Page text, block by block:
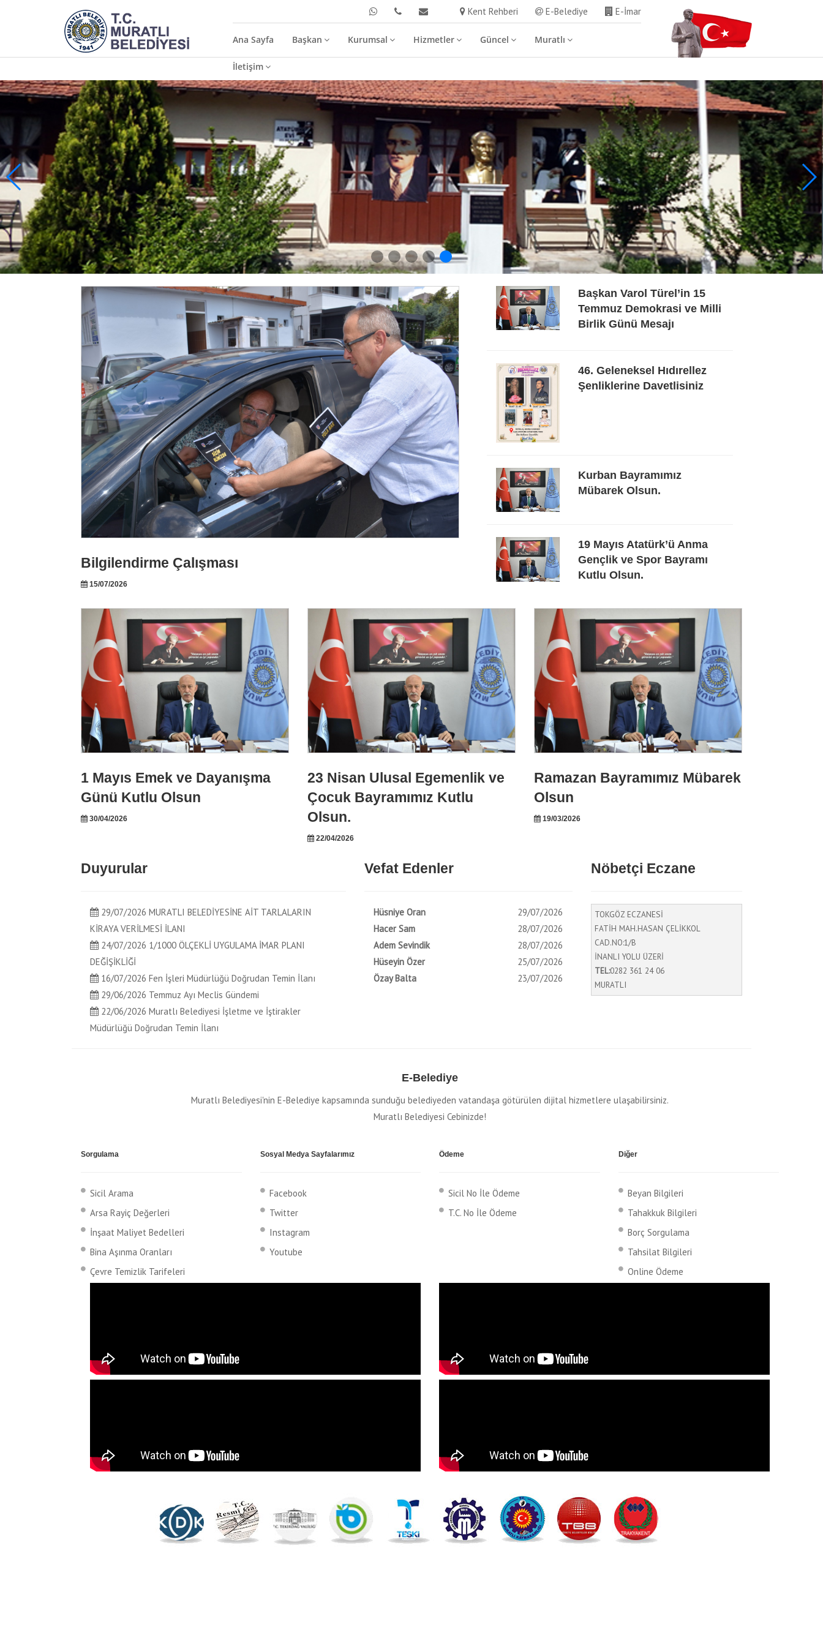
Kent Rehberi E-Belediye E-İmar
Ana Sayfa Başkan Kurumsal Hizmetler Güncel Muratlı
İletişim
Bilgilendirme Çalışması
15/07/2026
Başkan Varol Türel’in 15
Temmuz Demokrasi ve Milli
Birlik Günü Mesajı
46. Geleneksel Hıdırellez
Şenliklerine Davetlisiniz
Kurban Bayramımız
Mübarek Olsun.
19 Mayıs Atatürk’ü Anma
Gençlik ve Spor Bayramı
Kutlu Olsun.
1 Mayıs Emek ve Dayanışma
Günü Kutlu Olsun
30/04/2026
23 Nisan Ulusal Egemenlik ve
Çocuk Bayramımız Kutlu
Olsun.
22/04/2026
Ramazan Bayramımız Mübarek
Olsun
19/03/2026
Duyurular
29/07/2026 MURATLI BELEDİYESİNE AİT TARLALARIN
KİRAYA VERİLMESİ İLANI
24/07/2026 1/1000 ÖLÇEKLİ UYGULAMA İMAR PLANI
DEĞİŞİKLİĞİ
16/07/2026 Fen İşleri Müdürlüğü Doğrudan Temin İlanı
29/06/2026 Temmuz Ayı Meclis Gündemi
22/06/2026 Muratlı Belediyesi İşletme ve İştirakler
Müdürlüğü Doğrudan Temin İlanı
Vefat Edenler
Hüsniye Oran
29/07/2026
Hacer Sam
28/07/2026
Adem Sevindik
28/07/2026
Hüseyin Özer
25/07/2026
Özay Balta
23/07/2026
Nöbetçi Eczane
TOKGÖZ ECZANESİ
FATİH MAH.HASAN ÇELİKKOL
CAD.NO:1/B
İNANLI YOLU ÜZERİ
TEL:0282 361 24 06
MURATLI
E-Belediye
Muratlı Belediyesi'nin E-Belediye kapsamında sunduğu belediyeden vatandaşa götürülen dijital hizmetlere ulaşabilirsiniz.
Muratlı Belediyesi Cebinizde!
Sorgulama
Sicil Arama
Arsa Rayiç Değerleri
İnşaat Maliyet Bedelleri
Bina Aşınma Oranları
Çevre Temizlik Tarifeleri
Sosyal Medya Sayfalarımız
Facebook
Twitter
Instagram
Youtube
Ödeme
Sicil No İle Ödeme
T.C. No İle Ödeme
Diğer
Beyan Bilgileri
Tahakkuk Bilgileri
Borç Sorgulama
Tahsilat Bilgileri
Online Ödeme